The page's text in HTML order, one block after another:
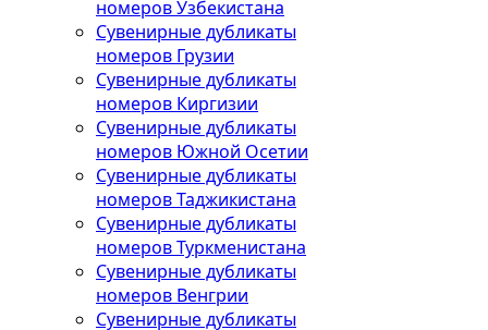
номеров Узбекистана
Сувенирные дубликаты
номеров Грузии
Сувенирные дубликаты
номеров Киргизии
Сувенирные дубликаты
номеров Южной Осетии
Сувенирные дубликаты
номеров Таджикистана
Сувенирные дубликаты
номеров Туркменистана
Сувенирные дубликаты
номеров Венгрии
Сувенирные дубликаты